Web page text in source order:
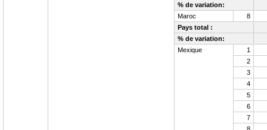
% de variation:
Maroc
8
Pays total :
% de variation:
Mexique
1
2
3
4
5
6
7